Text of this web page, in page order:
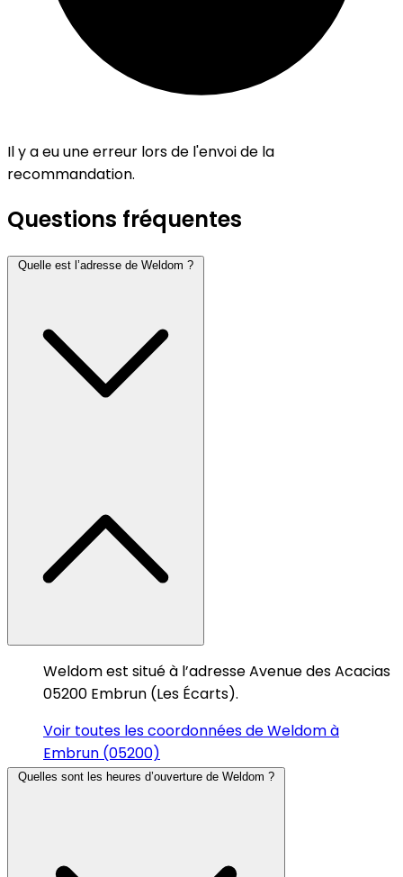
Il y a eu une erreur lors de l'envoi de la
recommandation.
Questions fréquentes
Quelle est l’adresse de Weldom ?
Weldom est situé à l’adresse Avenue des Acacias
05200 Embrun (Les Écarts).
Voir toutes les coordonnées de Weldom à
Embrun (05200)
Quelles sont les heures d’ouverture de Weldom ?